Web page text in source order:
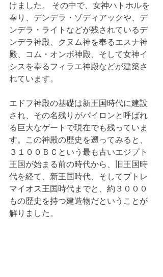
けました。 その中で、女神ハトホルを
奉り、デンデラ・ゾディアックや、デ
ンデラ・ライトなどが残されているデ
ンデラ神殿、クヌム神を奉るエスナ神
殿、コム・オンボ神殿、そして女神イ
シスを奉るフィラエ神殿などが建築さ
れています。
エドフ神殿の基礎は新王国時代に建設
され、その名残りがパイロンと呼ばれ
る巨大なゲートで現在でも残っていま
す。この神殿の歴史を遡ってみると、
３１００ＢＣという最も古いエジプト
王国が始まる前の時代から、旧王国時
代を経て、新王国時代、そしてプトレ
マイオス王国時代までと、約３０００
もの歴史を持つ建造物だということが
解りました。